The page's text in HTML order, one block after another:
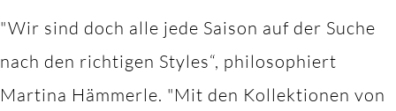
"Wir sind doch alle jede Saison auf der Suche
nach den richtigen Styles“, philosophiert
Martina Hämmerle. "Mit den Kollektionen von